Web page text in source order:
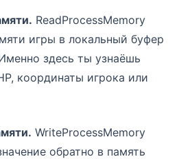
ReadProcessMemory
игры в локальный буфер
здесь ты узнаёшь
координаты игрока или
WriteProcessMemory
обратно в память